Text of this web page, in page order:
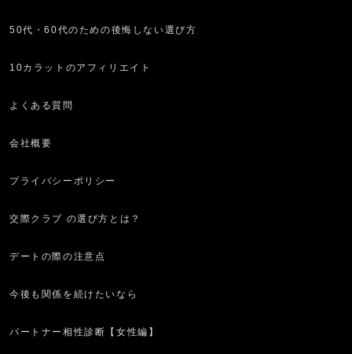
50代・60代のための後悔しない選び方
10カラットのアフィリエイト
よくある質問
会社概要
プライバシーポリシー
交際クラブ の選び方とは？
デートの際の注意点
今後も関係を続けたいなら
パートナー相性診断【女性編】